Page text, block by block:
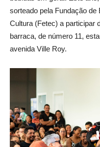
sorteado pela Fundação
Cultura (Fetec) a participar
barraca, de número 11,
avenida Ville Roy.